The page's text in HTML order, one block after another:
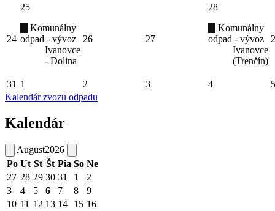
24
25
Komunálny
odpad - vývoz
Ivanovce
- Dolina
26 27
28
Komunálny
odpad - vývoz
Ivanovce
(Trenčín)
31 1 2 3 4
5
Kalendár zvozu odpadu
Kalendár
August2026
Po Ut St Št Pia So Ne
27 28 29 30 31 1
2
3
4 5 6 7 8
9
10 11 12 13 14 15 16